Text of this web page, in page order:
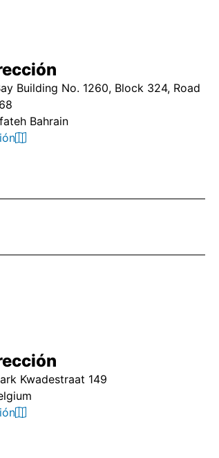
Building No. 1260, Block 324, Road
Bahrain
Kwadestraat 149